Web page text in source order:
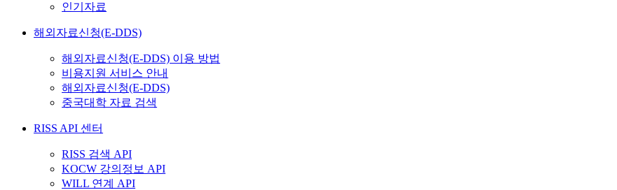
인기자료
해외자료신청(E-DDS)
해외자료신청(E-DDS) 이용 방법
비용지원 서비스 안내
해외자료신청(E-DDS)
중국대학 자료 검색
RISS API 센터
RISS 검색 API
KOCW 강의정보 API
WILL 연계 API